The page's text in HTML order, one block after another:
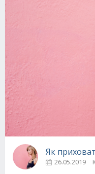
Як
26.05.2019